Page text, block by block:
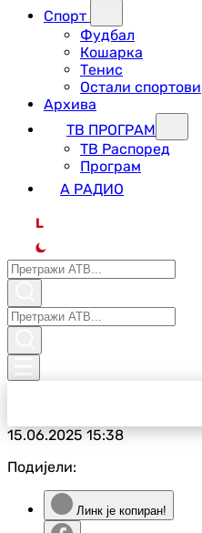
Спорт
Фудбал
Кошарка
Тенис
Остали спортови
Архива
ТВ ПРОГРАМ
ТВ Распоред
Програм
А РАДИО
L
15.06.202515:38
Подијели:
Линк је копиран!